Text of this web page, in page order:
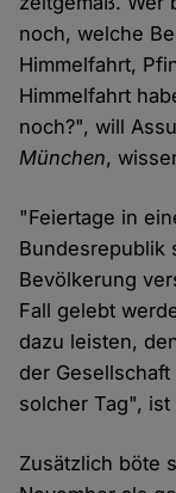
noch, welche
Himmelfahrt,
Himmelfahrt
noch?", will
München,
"Feiertage in
Bundesrepublik
Bevölkerung
Fall gelebt
dazu leisten,
der
solcher Tag",
Zusätzlich böte